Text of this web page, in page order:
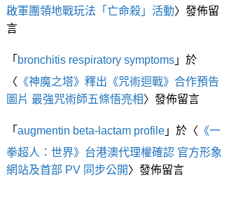
啟軍團領地戰玩法「亡命殺」活動〉發佈留
言
「 bronchitis respiratory symptoms 」於
〈 《神魔之塔》釋出《咒術迴戰》合作預告
圖片 最強咒術師五條悟亮相〉發佈留言
「 augmentin beta‑lactam profile 」於〈 《一
拳超人：世界》台港澳代理權確認 官方形象
網站及首部 PV 同步公開〉發佈留言